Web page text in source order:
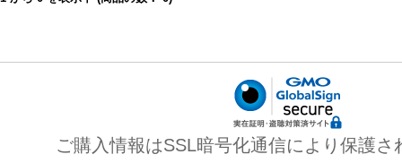
ご購入情報はSSL暗号化通信により保護さ